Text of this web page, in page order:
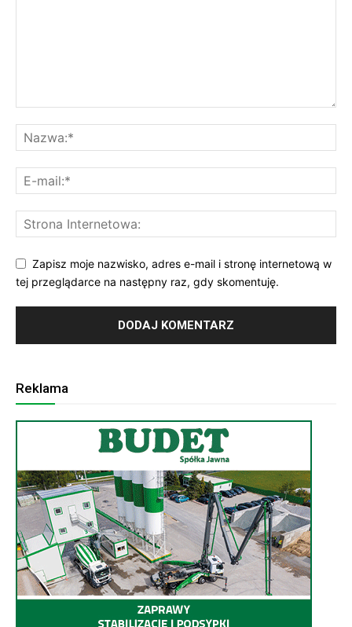
Zapisz moje nazwisko, adres e-mail i stronę internetową w
tej przeglądarce na następny raz, gdy skomentuję.
Reklama